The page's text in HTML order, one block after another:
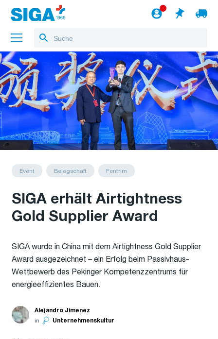
Über uns
Referenzen
Jobs
Blog
Event Belegschaft Fentrim
SIGA erhält Airtightness
Gold Supplier Award
SIGA wurde in China mit dem Airtightness Gold Supplier
Award ausgezeichnet – ein Erfolg beim Passivhaus-
Wettbewerb des Pekinger Kompetenzzentrums für
energieeffizientes Bauen.
Alejandro Jimenez
in
Unternehmenskultur